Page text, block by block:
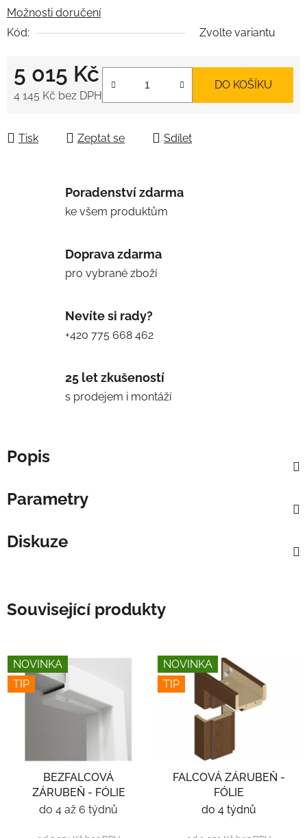
Možnosti doručení
Kód:
Zvolte variantu
5 015 Kč
4 145 Kč bez DPH
DO KOŠÍKU
Tisk Zeptat se Sdílet
Poradenství zdarma
ke všem produktům
Doprava zdarma
pro vybrané zboží
Nevíte si rady?
+420 775 668 462
25 let zkušeností
s prodejem i montáží
Popis
Parametry
Diskuze
Související produkty
NOVINKA
TIP
BEZFALCOVÁ
ZÁRUBEŇ - FÓLIE
do 4 až 6 týdnů
NOVINKA
TIP
FALCOVÁ ZÁRUBEŇ -
FÓLIE
do 4 týdnů